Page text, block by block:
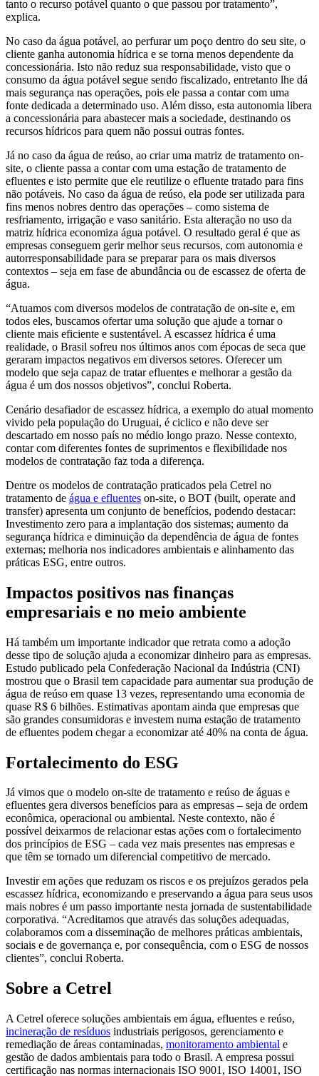
tanto o recurso potável quanto o que passou por tratamento”,
explica.
No caso da água potável, ao perfurar um poço dentro do seu site, o
cliente ganha autonomia hídrica e se torna menos dependente da
concessionária. Isto não reduz sua responsabilidade, visto que o
consumo da água potável segue sendo fiscalizado, entretanto lhe dá
mais segurança nas operações, pois ele passa a contar com uma
fonte dedicada a determinado uso. Além disso, esta autonomia libera
a concessionária para abastecer mais a sociedade, destinando os
recursos hídricos para quem não possui outras fontes.
Já no caso da água de reúso, ao criar uma matriz de tratamento on-
site, o cliente passa a contar com uma estação de tratamento de
efluentes e isto permite que ele reutilize o efluente tratado para fins
não potáveis. No caso da água de reúso, ela pode ser utilizada para
fins menos nobres dentro das operações – como sistema de
resfriamento, irrigação e vaso sanitário. Esta alteração no uso da
matriz hídrica economiza água potável. O resultado geral é que as
empresas conseguem gerir melhor seus recursos, com autonomia e
autorresponsabilidade para se preparar para os mais diversos
contextos – seja em fase de abundância ou de escassez de oferta de
água.
“Atuamos com diversos modelos de contratação de on-site e, em
todos eles, buscamos ofertar uma solução que ajude a tornar o
cliente mais eficiente e sustentável. A escassez hídrica é uma
realidade, o Brasil sofreu nos últimos anos com épocas de seca que
geraram impactos negativos em diversos setores. Oferecer um
modelo que seja capaz de tratar efluentes e melhorar a gestão da
água é um dos nossos objetivos”, conclui Roberta.
Cenário desafiador de escassez hídrica, a exemplo do atual momento
vivido pela população do Uruguai, é ciclico e não deve ser
descartado em nosso país no médio longo prazo. Nesse contexto,
contar com diferentes fontes de suprimentos e flexibilidade nos
modelos de contratação faz toda a diferença.
Dentre os modelos de contratação praticados pela Cetrel no
tratamento de água e efluentes on-site, o BOT (built, operate and
transfer) apresenta um conjunto de benefícios, podendo destacar:
Investimento zero para a implantação dos sistemas; aumento da
segurança hídrica e diminuição da dependência de água de fontes
externas; melhoria nos indicadores ambientais e alinhamento das
práticas ESG, entre outros.
Impactos positivos nas finanças
empresariais e no meio ambiente
Há também um importante indicador que retrata como a adoção
desse tipo de solução ajuda a economizar dinheiro para as empresas.
Estudo publicado pela Confederação Nacional da Indústria (CNI)
mostrou que o Brasil tem capacidade para aumentar sua produção de
água de reúso em quase 13 vezes, representando uma economia de
quase R$ 6 bilhões. Estimativas apontam ainda que empresas que
são grandes consumidoras e investem numa estação de tratamento
de efluentes podem chegar a economizar até 40% na conta de água.
Fortalecimento do ESG
Já vimos que o modelo on-site de tratamento e reúso de águas e
efluentes gera diversos benefícios para as empresas – seja de ordem
econômica, operacional ou ambiental. Neste contexto, não é
possível deixarmos de relacionar estas ações com o fortalecimento
dos princípios de ESG – cada vez mais presentes nas empresas e
que têm se tornado um diferencial competitivo de mercado.
Investir em ações que reduzam os riscos e os prejuízos gerados pela
escassez hídrica, economizando e preservando a água para seus usos
mais nobres é um passo importante nesta jornada de sustentabilidade
corporativa. “Acreditamos que através das soluções adequadas,
colaboramos com a disseminação de melhores práticas ambientais,
sociais e de governança e, por consequência, com o ESG de nossos
clientes”, conclui Roberta.
Sobre a Cetrel
A Cetrel oferece soluções ambientais em água, efluentes e reúso,
incineração de resíduos industriais perigosos, gerenciamento e
remediação de áreas contaminadas, monitoramento ambiental e
gestão de dados ambientais para todo o Brasil. A empresa possui
certificação nas normas internacionais ISO 9001, ISO 14001, ISO